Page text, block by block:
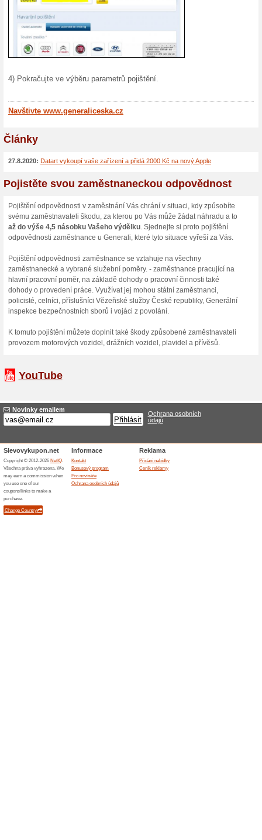
minut. Velikost a stabilita
schopni za všech okolností
Mobilní aplikace na
100% fungovalo Akce
Noste Generali Českou v
rychlý a snadný přístup k
budete potřebovat. Mobilní
Skončené nabídky... (14x)
Více o
Nakupování na
Předmět podnikání České